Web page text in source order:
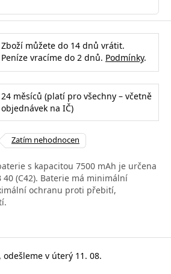
Zboží můžete do 14 dnů vrátit.
Peníze vracíme do 2 dnů. Podmínky.
24 měsíců (platí pro všechny – včetně
objednávek na IČ)
Zatím nehodnocen
s kapacitou 7500 mAh je určena
40 (C42). Baterie má minimální
ochranu proti přebití,
, odešleme v úterý 11. 08.